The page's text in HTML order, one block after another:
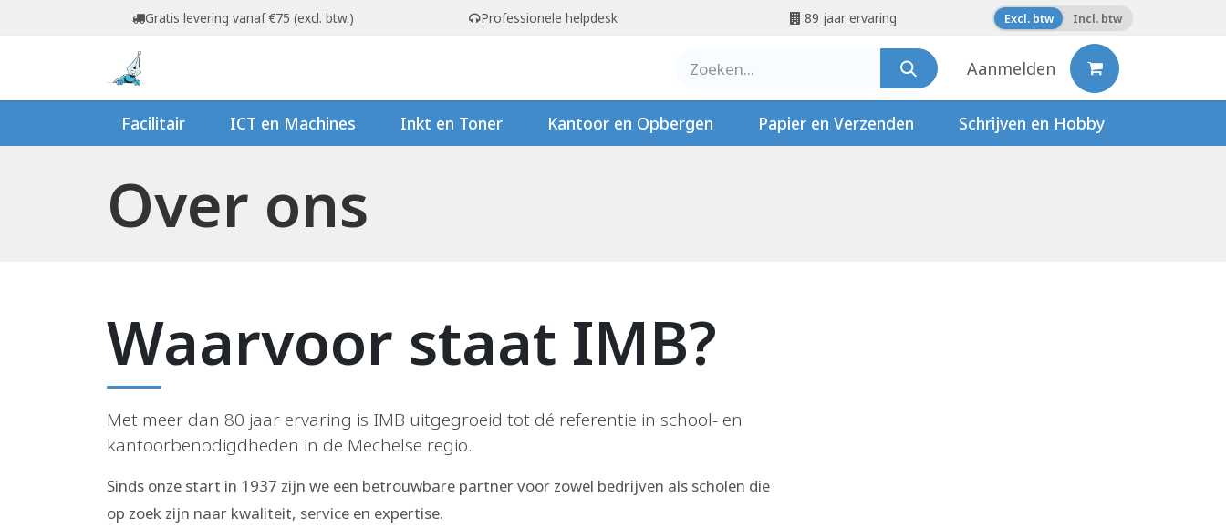
Overslaan naar inhoudGratis levering vanaf €75 (excl. btw.) Professionele helpdesk 89 jaar ervaring Excl. btw Incl. btw
Aanmelden
Facilitair ICT en Machines Inkt en Toner Kantoor en Opbergen Papier en Verzenden Schrijven en Hobby
Over ons
Waarvoor staat IMB?
Met meer dan 80 jaar ervaring is IMB uitgegroeid tot dé referentie in school- en
kantoorbenodigdheden in de Mechelse regio.
Sinds onze start in 1937 zijn we een betrouwbare partner voor zowel bedrijven als scholen die
op zoek zijn naar kwaliteit, service en expertise.